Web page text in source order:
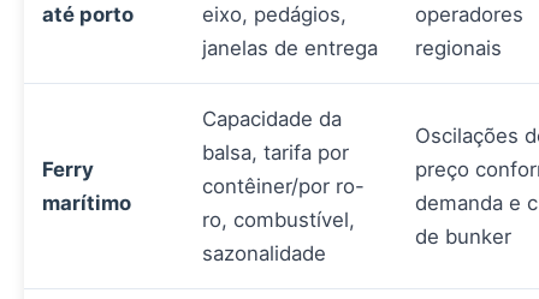
até porto
eixo, pedágios,
janelas de entrega
operadores
regionais
Ferry
marítimo
Capacidade da
balsa, tarifa por
contêiner/por ro-
ro, combustível,
sazonalidade
Oscilações
preço
demanda e
de bunker